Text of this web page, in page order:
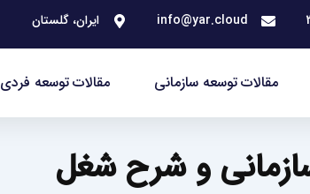
info@yar.cloud ایران، گلستان
مقالات توسعه سازمانی مقالات توسعه فردی
و شرح شغل